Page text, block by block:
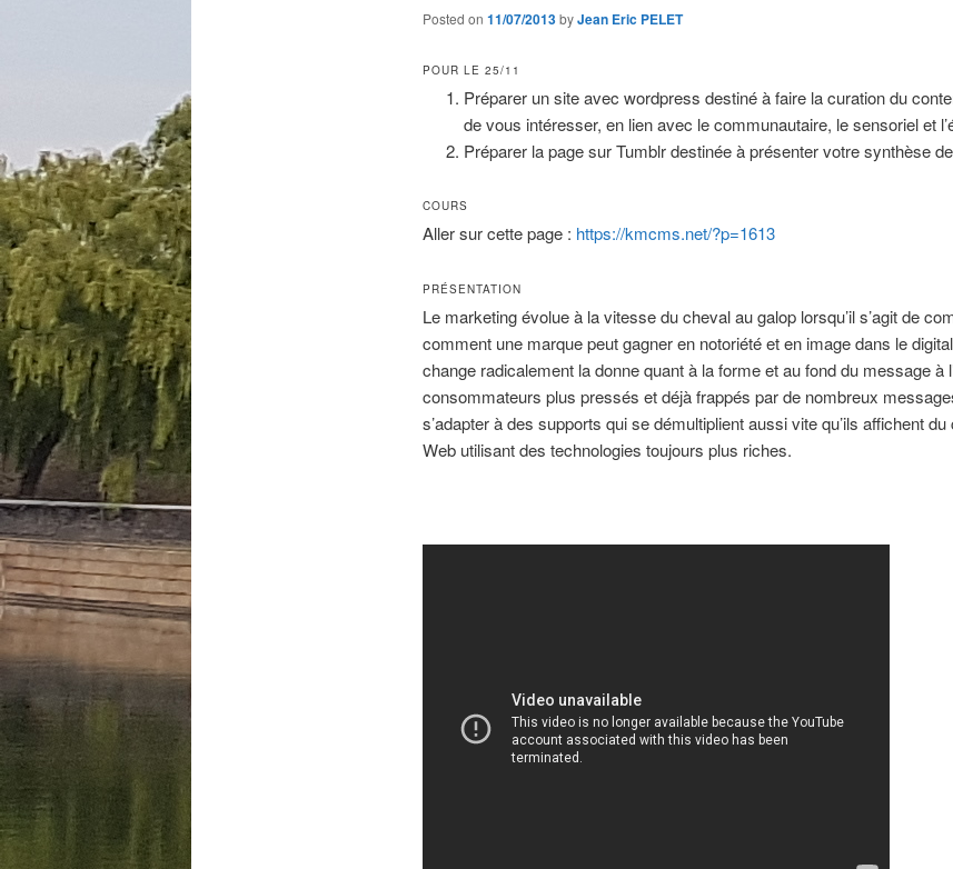
Posted on 11/07/2013byJean Eric PELET
POUR LE 25/11
Préparer un site avec wordpress destiné à faire la curation du
de vous intéresser, en lien avec le communautaire, le sensoriel et
Préparer la page sur Tumblr destinée à présenter votre synthèse
COURS
Aller sur cette page : https://kmcms.net/?p=1613
PRÉSENTATION
Le marketing évolue à la vitesse du cheval au galop lorsqu’il s’agit de
comment une marque peut gagner en notoriété et en image dans le
change radicalement la donne quant à la forme et au fond du message à
consommateurs plus pressés et déjà frappés par de nombreux
s’adapter à des supports qui se démultiplient aussi vite qu’ils affichent
Web utilisant des technologies toujours plus riches.